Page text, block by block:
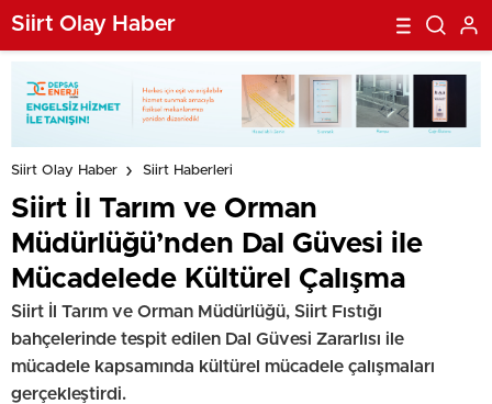
Siirt Olay Haber
Siirt Olay Haber Siirt Haberleri
Siirt İl Tarım ve Orman
Müdürlüğü’nden Dal Güvesi ile
Mücadelede Kültürel Çalışma
Siirt İl Tarım ve Orman Müdürlüğü, Siirt Fıstığı
bahçelerinde tespit edilen Dal Güvesi Zararlısı ile
mücadele kapsamında kültürel mücadele çalışmaları
gerçekleştirdi.